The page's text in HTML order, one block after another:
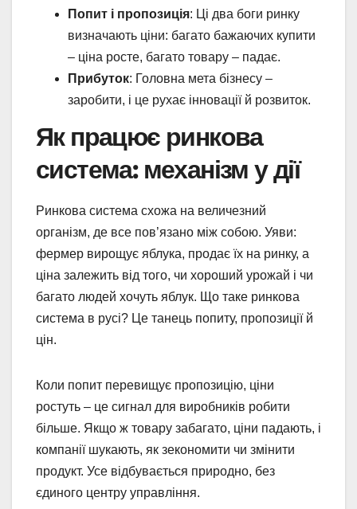
Попит і пропозиція: Ці два боги ринку
визначають ціни: багато бажаючих купити
– ціна росте, багато товару – падає.
Прибуток: Головна мета бізнесу –
заробити, і це рухає інновації й розвиток.
Як працює ринкова
система: механізм у дії
Ринкова система схожа на величезний
організм, де все пов’язано між собою. Уяви:
фермер вирощує яблука, продає їх на ринку, а
ціна залежить від того, чи хороший урожай і чи
багато людей хочуть яблук. Що таке ринкова
система в русі? Це танець попиту, пропозиції й
цін.
Коли попит перевищує пропозицію, ціни
ростуть – це сигнал для виробників робити
більше. Якщо ж товару забагато, ціни падають, і
компанії шукають, як зекономити чи змінити
продукт. Усе відбувається природно, без
єдиного центру управління.